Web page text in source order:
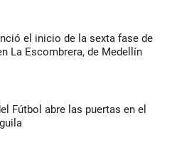
el inicio de la sexta fase de
La Escombrera, de Medellín
Fútbol abre las puertas en el